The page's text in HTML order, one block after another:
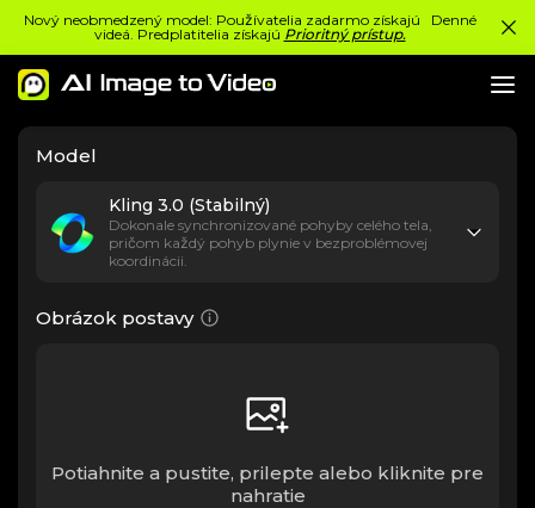
Nový neobmedzený model: Používatelia zadarmo získajú Denné
videá. Predplatitelia získajú Prioritný prístup.
Model
Kling 3.0 (Stabilný)
Dokonale synchronizované pohyby celého tela,
pričom každý pohyb plynie v bezproblémovej
koordinácii.
Obrázok postavy
Potiahnite a pustite, prilepte alebo kliknite pre
nahratie